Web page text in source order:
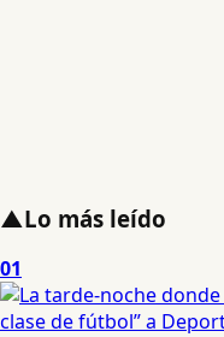
▲Lo más leído
01